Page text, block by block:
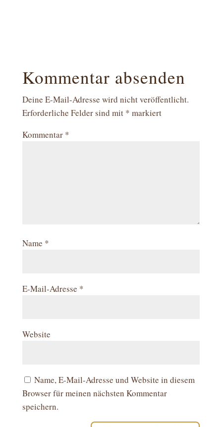
Kommentar absenden
Deine E-Mail-Adresse wird nicht veröffentlicht.
Erforderliche Felder sind mit * markiert
Kommentar *
Name *
E-Mail-Adresse *
Website
Name, E-Mail-Adresse und Website in diesem
Browser für meinen nächsten Kommentar
speichern.